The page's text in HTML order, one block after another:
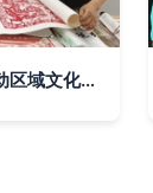
射阳县文化馆 搭建艺术交流平台，推动区域文化繁荣